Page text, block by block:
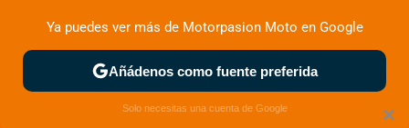
ZONA DE PRUEBAS DEPORTIVAS MOTOS ELÉCTRICAS
×
Ya puedes ver más de Motorpasion Moto en Google
Añádenos como fuente preferida
Solo necesitas una cuenta de Google